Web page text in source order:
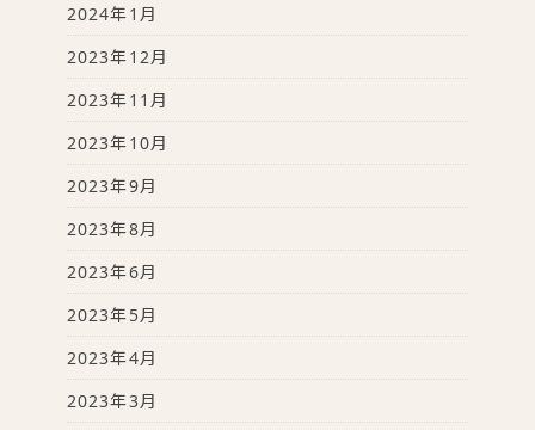
2024年1月
2023年12月
2023年11月
2023年10月
2023年9月
2023年8月
2023年6月
2023年5月
2023年4月
2023年3月